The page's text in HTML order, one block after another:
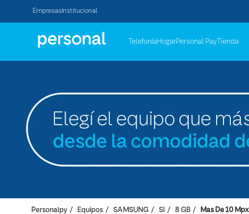
Empresas Institucional
TelefoníaHogarPersonal Pay Tienda
Personalpy Equipos SAMSUNG SI 8 GB Mas De 10 Mpx